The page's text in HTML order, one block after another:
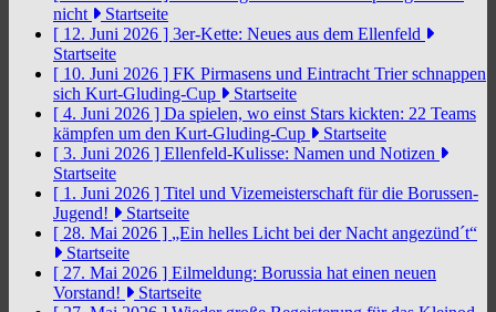
nicht
Startseite
[ 12. Juni 2026 ] 3er-Kette: Neues aus dem Ellenfeld
Startseite
[ 10. Juni 2026 ] FK Pirmasens und Eintracht Trier schnappen
sich Kurt-Gluding-Cup
Startseite
[ 4. Juni 2026 ] Da spielen, wo einst Stars kickten: 22 Teams
kämpfen um den Kurt-Gluding-Cup
Startseite
[ 3. Juni 2026 ] Ellenfeld-Kulisse: Namen und Notizen
Startseite
[ 1. Juni 2026 ] Titel und Vizemeisterschaft für die Borussen-
Jugend!
Startseite
[ 28. Mai 2026 ] „Ein helles Licht bei der Nacht angezünd´t“
Startseite
[ 27. Mai 2026 ] Eilmeldung: Borussia hat einen neuen
Vorstand!
Startseite